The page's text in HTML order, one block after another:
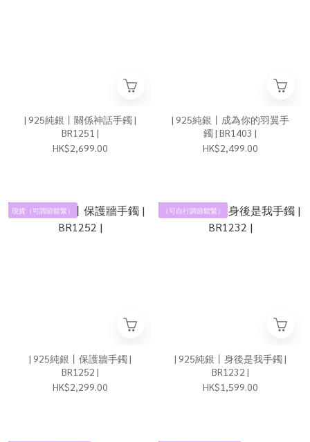
| 925純銀丨關係神話手鐲 |
BR1251 |
HK$2,699.00
| 925純銀丨成為你的羽翼手
鐲 | BR1403 |
HK$2,499.00
現貨（可調節鬆緊）
| 925純銀丨保護牆手鐲 |
BR1252 |
HK$2,299.00
（可自行調節鬆緊）
| 925純銀丨身後是我手鐲 |
BR1232 |
HK$1,599.00